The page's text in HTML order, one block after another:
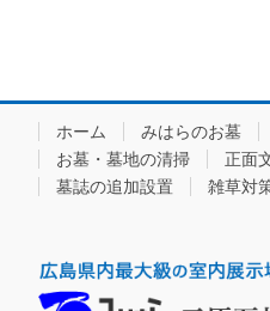
ホーム みはらのお墓
お墓・墓地の清掃
正面
墓誌の追加設置
雑草対